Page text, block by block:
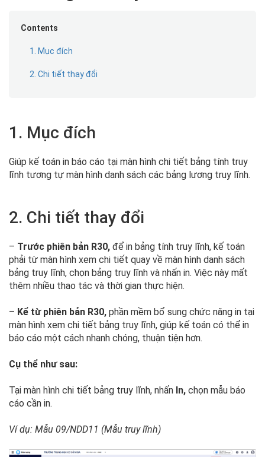
Contents
1. Mục đích
2. Chi tiết thay đổi
1. Mục đích
Giúp kế toán in báo cáo tại màn hình chi tiết bảng tính truy
lĩnh tương tự màn hình danh sách các bảng lương truy lĩnh.
2. Chi tiết thay đổi
– Trước phiên bản R30, để in bảng tính truy lĩnh, kế toán
phải từ màn hình xem chi tiết quay về màn hình danh sách
bảng truy lĩnh, chọn bảng truy lĩnh và nhấn in. Việc này mất
thêm nhiều thao tác và thời gian thực hiện.
– Kể từ phiên bản R30, phần mềm bổ sung chức năng in tại
màn hình xem chi tiết bảng truy lĩnh, giúp kế toán có thể in
báo cáo một cách nhanh chóng, thuận tiện hơn.
Cụ thể như sau:
Tại màn hình chi tiết bảng truy lĩnh, nhấn In, chọn mẫu báo
cáo cần in.
Ví dụ: Mẫu 09/NDD11 (Mẫu truy lĩnh)